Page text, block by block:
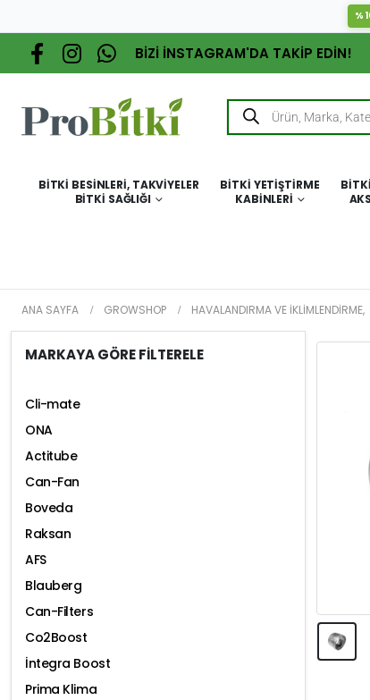
BİZİ İNSTAGRAM'DA TAKİP EDİN!
BITKI BESINLERI, TAKVIYELER
BITKI SAĞLIĞI
BITKI YETIŞTIRME
KABINLERI
ANA SAYFA GROWSHOP HAVALANDIRMA VE İKLIMLENDIRME,
MARKAYA GÖRE FİLTERELE
Cli-mate
ONA
Actitube
Can-Fan
Boveda
Raksan
AFS
Blauberg
Can-Filters
Co2Boost
İntegra Boost
Prima Klima